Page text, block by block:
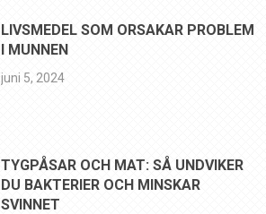
LIVSMEDEL SOM ORSAKAR PROBLEM
I MUNNEN
juni 5, 2024
TYGPÅSAR OCH MAT: SÅ UNDVIKER
DU BAKTERIER OCH MINSKAR
SVINNET